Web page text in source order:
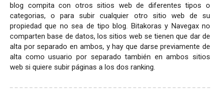
blog compita con otros sitios web de diferentes tipos o
categorias, o para subir cualquier otro sitio web de su
propiedad que no sea de tipo blog. Bitakoras y Navegax no
comparten base de datos, los sitios web se tienen que dar de
alta por separado en ambos, y hay que darse previamente de
alta como usuario por separado también en ambos sitios
web si quiere subir páginas a los dos ranking.